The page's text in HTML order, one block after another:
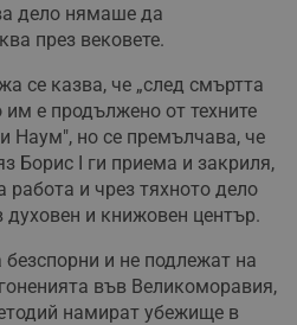
дело нямаше да
през вековете.
се казва, че „след смъртта
им е продължено от техните
Наум", но се премълчава, че
Борис I ги приема и закриля,
работа и чрез тяхното дело
и книжовен център.
и не подлежат на
във Великоморавия,
намират убежище в